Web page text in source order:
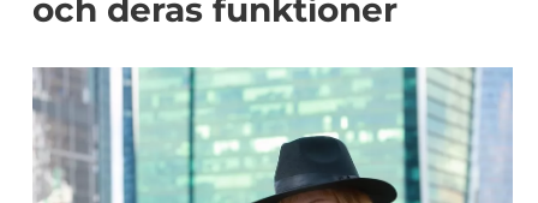
och deras funktioner